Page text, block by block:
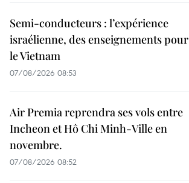
Semi-conducteurs : l’expérience
israélienne, des enseignements pour
le Vietnam
07/08/2026 08:53
Air Premia reprendra ses vols entre
Incheon et Hô Chi Minh-Ville en
novembre.
07/08/2026 08:52